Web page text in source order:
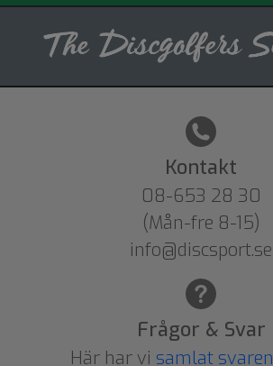
Kontakt
08-653 28 30
(Mån-fre 8-15)
info@discsport.se
Frågor & Svar
Här har vi samlat svaren